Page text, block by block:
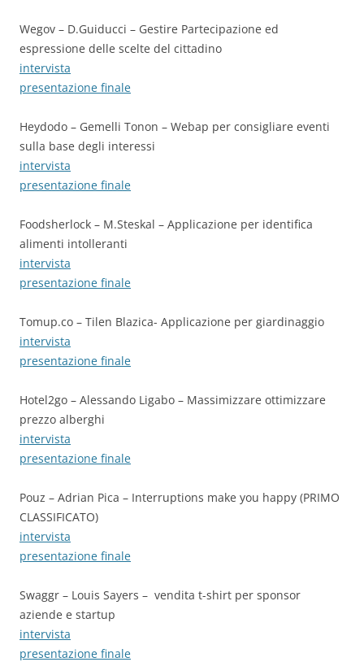
Wegov – D.Guiducci – Gestire Partecipazione ed
espressione delle scelte del cittadino
intervista
presentazione finale
Heydodo – Gemelli Tonon – Webap per consigliare eventi
sulla base degli interessi
intervista
presentazione finale
Foodsherlock – M.Steskal – Applicazione per identifica
alimenti intolleranti
intervista
presentazione finale
Tomup.co – Tilen Blazica- Applicazione per giardinaggio
intervista
presentazione finale
Hotel2go – Alessando Ligabo – Massimizzare ottimizzare
prezzo alberghi
intervista
presentazione finale
Pouz – Adrian Pica – Interruptions make you happy (PRIMO
CLASSIFICATO)
intervista
presentazione finale
Swaggr – Louis Sayers – vendita t-shirt per sponsor
aziende e startup
intervista
presentazione finale